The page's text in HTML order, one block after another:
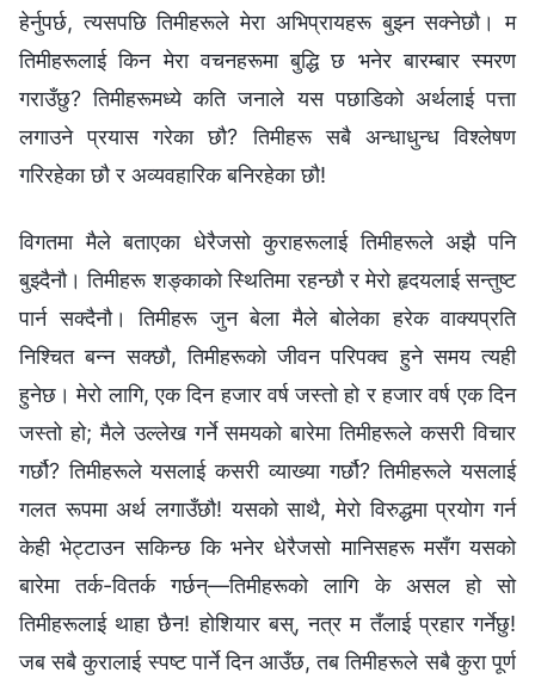
हेर्नुपर्छ, त्यसपछि तिमीहरूले मेरा अभिप्रायहरू बुझ्‍न सक्‍नेछौ। म
तिमीहरूलाई किन मेरा वचनहरूमा बुद्धि छ भनेर बारम्‍बार स्मरण
गराउँछु? तिमीहरूमध्ये कति जनाले यस पछाडिको अर्थलाई पत्ता
लगाउने प्रयास गरेका छौ? तिमीहरू सबै अन्धाधुन्ध विश्‍लेषण
गरिरहेका छौ र अव्यवहारिक बनिरहेका छौ!
विगतमा मैले बताएका धेरैजसो कुराहरूलाई तिमीहरूले अझै पनि
बुझ्दैनौ। तिमीहरू शङ्‍काको स्थितिमा रहन्छौ र मेरो हृदयलाई सन्तुष्ट
पार्न सक्दैनौ। तिमीहरू जुन बेला मैले बोलेका हरेक वाक्यप्रति
निश्‍चित बन्‍न सक्छौ, तिमीहरूको जीवन परिपक्‍व हुने समय त्यही
हुनेछ। मेरो लागि, एक दिन हजार वर्ष जस्तो हो र हजार वर्ष एक दिन
जस्तो हो; मैले उल्‍लेख गर्ने समयको बारेमा तिमीहरूले कसरी विचार
गर्छौ? तिमीहरूले यसलाई कसरी व्याख्या गर्छौ? तिमीहरूले यसलाई
गलत रूपमा अर्थ लगाउँछौ! यसको साथै, मेरो विरुद्धमा प्रयोग गर्न
केही भेट्टाउन सकिन्छ कि भनेर धेरैजसो मानिसहरू मसँग यसको
बारेमा तर्क-वितर्क गर्छन्—तिमीहरूको लागि के असल हो सो
तिमीहरूलाई थाहा छैन! होशियार बस्, नत्र म तँलाई प्रहार गर्नेछु!
जब सबै कुरालाई स्पष्ट पार्ने दिन आउँछ, तब तिमीहरूले सबै कुरा पूर्ण